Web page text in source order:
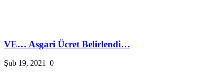
VE… Asgari Ücret Belirlendi…
Şub 19, 2021 0